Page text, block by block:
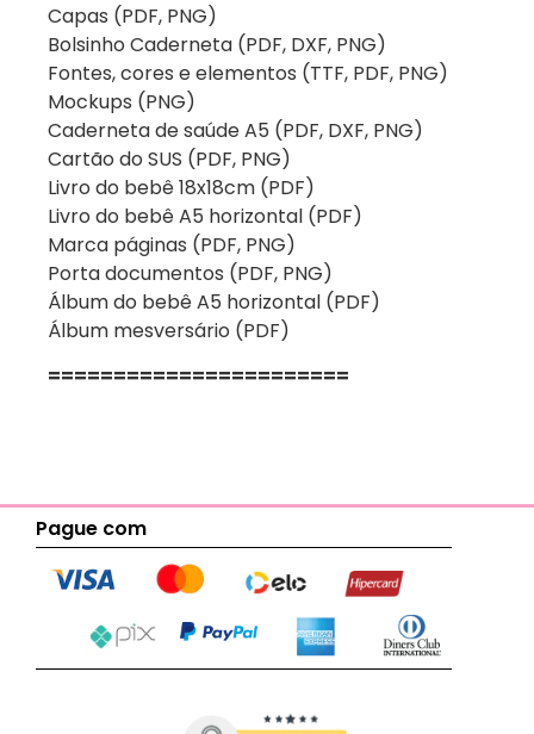
Capas (PDF, PNG)
Bolsinho Caderneta (PDF, DXF, PNG)
Fontes, cores e elementos (TTF, PDF, PNG)
Mockups (PNG)
Caderneta de saúde A5 (PDF, DXF, PNG)
Cartão do SUS (PDF, PNG)
Livro do bebê 18x18cm (PDF)
Livro do bebê A5 horizontal (PDF)
Marca páginas (PDF, PNG)
Porta documentos (PDF, PNG)
Álbum do bebê A5 horizontal (PDF)
Álbum mesversário (PDF)
=======================
Pague com